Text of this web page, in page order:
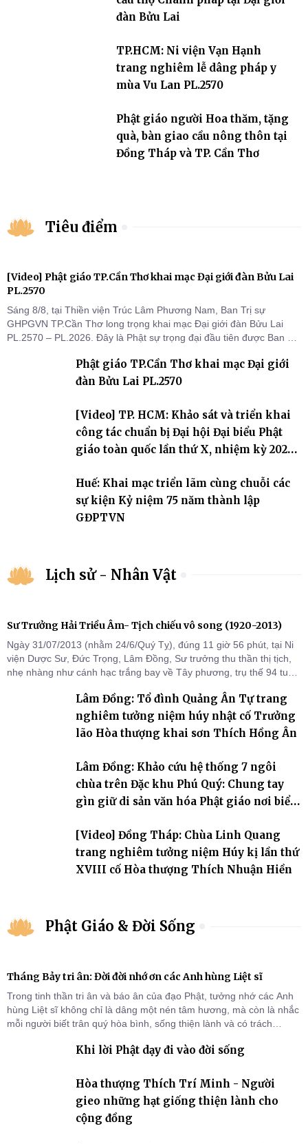
đàn Bửu Lai
TP.HCM: Ni viện Vạn Hạnh
trang nghiêm lễ dâng pháp y
mùa Vu Lan PL.2570
Phật giáo người Hoa thăm, tặng
quà, bàn giao cầu nông thôn tại
Đồng Tháp và TP. Cần Thơ
Tiêu điểm
[Video] Phật giáo TP.Cần Thơ khai mạc Đại giới đàn Bửu Lai
PL.2570
Sáng 8/8, tại Thiền viện Trúc Lâm Phương Nam, Ban Trị sự
GHPGVN TP.Cần Thơ long trọng khai mạc Đại giới đàn Bửu Lai
PL.2570 – PL.2026. Đây là Phật sự trọng đại đầu tiên được Ban Trị
thứ I, thể hiện sự quan tâm đối với công tác truyền giới, đào tạo
Tăng tài và tiếp nối mạng mạch Tăng-g
Phật giáo TP.Cần Thơ khai mạc Đại giới
đàn Bửu Lai PL.2570
[Video] TP. HCM: Khảo sát và triển khai
công tác chuẩn bị Đại hội Đại biểu Phật
giáo toàn quốc lần thứ X, nhiệm kỳ 2026-
Huế: Khai mạc triển lãm cùng chuỗi các
sự kiện Kỷ niệm 75 năm thành lập
GĐPTVN
Lịch sử - Nhân Vật
Sư Trưởng Hải Triều Âm- Tịch chiếu vô song (1920-2013)
Ngày 31/07/2013 (nhằm 24/6/Quý Tỵ), đúng 11 giờ 56 phút, tại Ni
viện Dược Sư, Đức Trọng, Lâm Đồng, Sư trưởng thu thần thị tịch,
nhẹ nhàng như cánh hạc trắng bay về Tây phương, trụ thế 94 tuổi
Lâm Đồng: Tổ đình Quảng Ân Tự trang
nghiêm tưởng niệm húy nhật cố Trưởng
lão Hòa thượng khai sơn Thích Hồng Ân
Lâm Đồng: Khảo cứu hệ thống 7 ngôi
chùa trên Đặc khu Phú Quý: Chung tay
gìn giữ di sản văn hóa Phật giáo nơi biển
[Video] Đồng Tháp: Chùa Linh Quang
trang nghiêm tưởng niệm Húy kị lần thứ
XVIII cố Hòa thượng Thích Nhuận Hiền
Phật Giáo & Đời Sống
Tháng Bảy tri ân: Đời đời nhớ ơn các Anh hùng Liệt sĩ
Trong tinh thần tri ân và báo ân của đạo Phật, tưởng nhớ các Anh
hùng Liệt sĩ không chỉ là dâng một nén tâm hương, mà còn là nhắc
mỗi người biết trân quý hòa bình, sống thiện lành và có trách
Khi lời Phật dạy đi vào đời sống
Hòa thượng Thích Trí Minh - Người
gieo những hạt giống thiện lành cho
cộng đồng